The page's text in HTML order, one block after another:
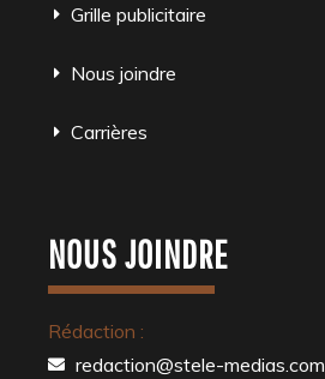
Grille publicitaire
Nous joindre
Carrières
NOUS JOINDRE
Rédaction :
redaction@stele-medias.com